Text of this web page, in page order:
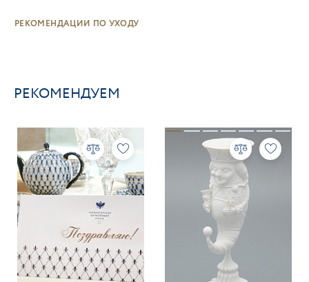
РЕКОМЕНДАЦИИ ПО УХОДУ
РЕКОМЕНДУЕМ